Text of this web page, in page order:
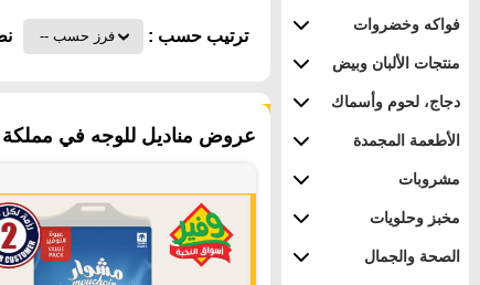
فواكه وخضروات
منتجات الألبان وبيض
دجاج، لحوم وأسماك
الأطعمة المجمدة
مشروبات
مخبز وحلويات
الصحة والجمال
ترتيب حسب :
عروض مناديل للوجه في مملكة